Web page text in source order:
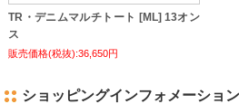
TR・デニムマルチトート [ML] 13オン
ス
販売価格(税抜):36,650円
ショッピングインフォメーション